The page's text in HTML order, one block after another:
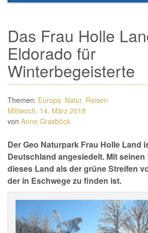
Das Frau Holle
Eldorado für
Winterbegeisterte
Themen: Europa Natur Reisen
Mittwoch, 14. März 2018
von Anne Grasböck
Der Geo Naturpark Frau Holle Land
Deutschland angesiedelt. Mit seinen
dieses Land als der grüne Streifen
der in Eschwege zu finden ist.